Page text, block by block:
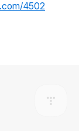
4502